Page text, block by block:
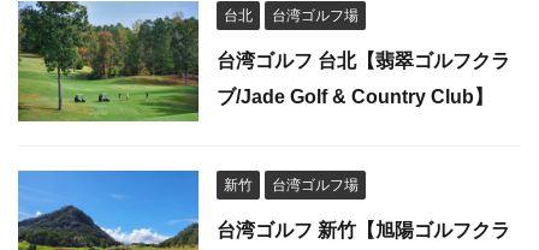
台北 台湾ゴルフ場
台湾ゴルフ 台北【翡翠ゴルフクラ
ブ/Jade Golf & Country Club】
新竹 台湾ゴルフ場
台湾ゴルフ 新竹【旭陽ゴルフクラ